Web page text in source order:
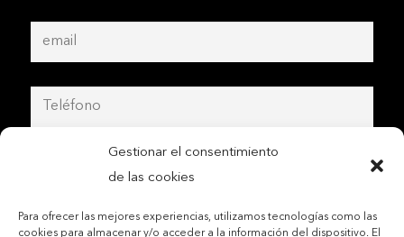
Gestionar el consentimiento
de las cookies
Para ofrecer las mejores experiencias, utilizamos tecnologías como las
cookies para almacenar y/o acceder a la información del dispositivo. El